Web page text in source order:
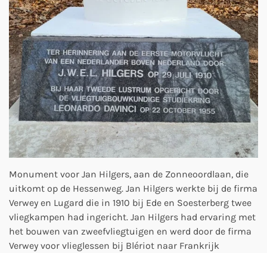
Monument voor Jan Hilgers, aan de Zonneoordlaan, die
uitkomt op de Hessenweg. Jan Hilgers werkte bij de firma
Verwey en Lugard die in 1910 bij Ede en Soesterberg twee
vliegkampen had ingericht. Jan Hilgers had ervaring met
het bouwen van zweefvliegtuigen en werd door de firma
Verwey voor vlieglessen bij Blériot naar Frankrijk